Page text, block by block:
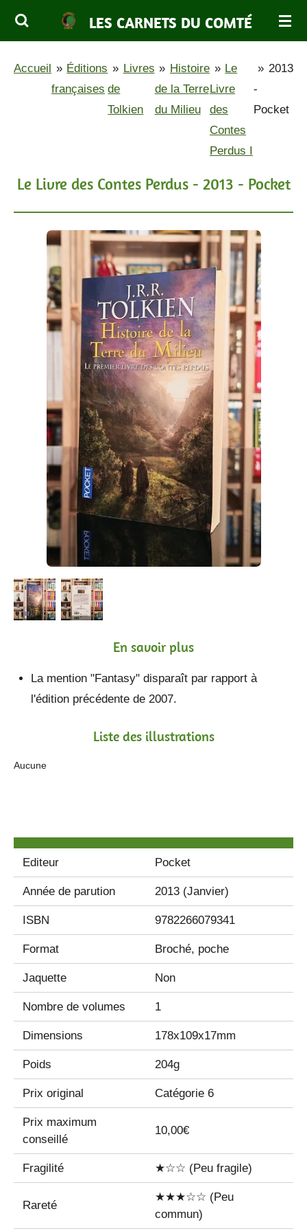
Passer
principal
LES CARNETS DU COMTÉ
Accueil » Éditions
françaises
» Livres
de
Tolkien
» Histoire
de la Terre
du Milieu
» Le
Livre
des
Contes
Perdus I
» 2013
-
Pocket
Le Livre des Contes Perdus - 2013 - Pocket
En savoir plus
La mention "Fantasy" disparaît par rapport à
l'édition précédente de 2007.
Liste des illustrations
Aucune
Editeur Pocket
Année de parution 2013 (Janvier)
ISBN 9782266079341
Format Broché, poche
Jaquette Non
Nombre de volumes 1
Dimensions 178x109x17mm
Poids 204g
Prix original Catégorie 6
Prix maximum
conseillé
10,00€
Fragilité ★☆☆ (Peu fragile)
Rareté
★★★☆☆ (Peu
commun)